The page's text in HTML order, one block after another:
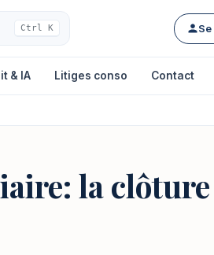
Ctrl K
& IA Litiges conso Contact
la clôture